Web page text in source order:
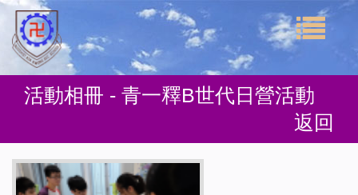
活動相冊 - 青一釋B世代日營活動
返回